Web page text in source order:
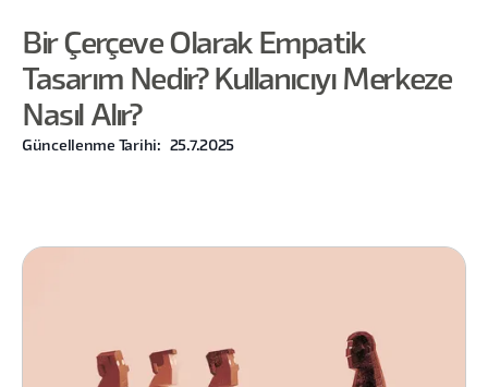
Bir Çerçeve Olarak Empatik
Tasarım Nedir? Kullanıcıyı Merkeze
Nasıl Alır?
Güncellenme Tarihi: 25.7.2025